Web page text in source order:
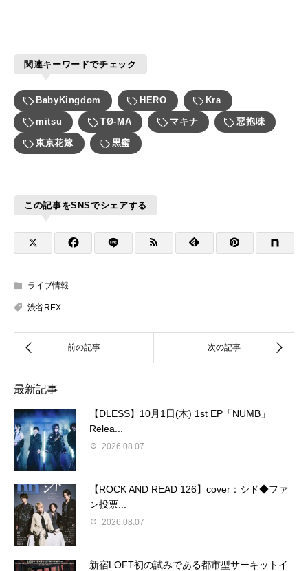
関連キーワードでチェック
BabyKingdom HERO Kra
mitsu TØ-MA マキナ 惡抱味
東京花嫁 黒蜜
この記事をSNSでシェアする
ライブ情報
渋谷REX
最新記事
【DLESS】10月1日(木) 1st EP「NUMB」
Relea...
2026.08.07
【ROCK AND READ 126】cover：シド◆ファ
ン投票...
2026.08.07
新宿LOFT初の試みである都市型サーキットイ